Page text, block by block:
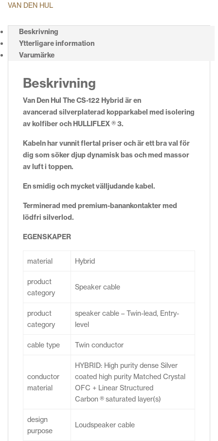
VAN DEN HUL
Beskrivning
Ytterligare information
Varumärke
Beskrivning
Van Den Hul The CS-122 Hybrid är en
avancerad silverplaterad kopparkabel med isolering
av kolfiber och HULLIFLEX ® 3.
Kabeln har vunnit flertal priser och är ett bra val för
dig som söker djup dynamisk bas och med massor
av luft i toppen.
En smidig och mycket välljudande kabel.
Terminerad med premium-banankontakter med
lödfri silverlod.
EGENSKAPER
material Hybrid
product
category
Speaker cable
product
category
speaker cable – Twin-lead, Entry-
level
cable type Twin conductor
conductor
material
HYBRID: High purity dense Silver
coated high purity Matched Crystal
OFC + Linear Structured
Carbon ® saturated layer(s)
design
purpose
Loudspeaker cable